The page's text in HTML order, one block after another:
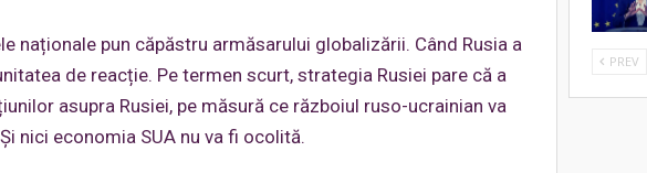
naționale pun căpăstru armăsarului globalizării. Când Rusia a
de reacție. Pe termen scurt, strategia Rusiei pare că a
asupra Rusiei, pe măsură ce războiul ruso-ucrainian va
nici economia SUA nu va fi ocolită.
PREV